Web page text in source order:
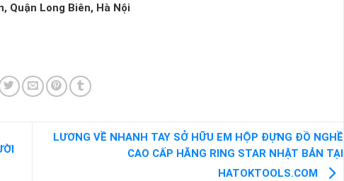
Quận Long Biên, Hà Nội
LƯƠNG VỀ NHANH TAY SỞ HỮU EM HỘP ĐỰNG ĐỒ NGHỀ
CAO CẤP HÃNG RING STAR NHẬT BẢN TẠI
HATOKTOOLS.COM